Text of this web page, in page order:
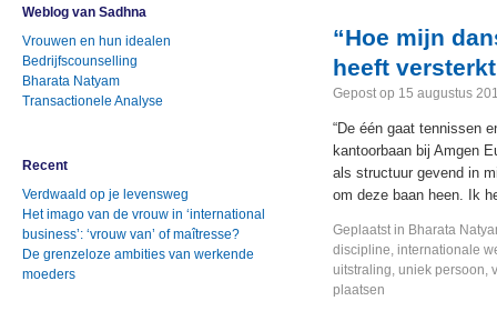
Weblog van Sadhna
Vrouwen en hun idealen
Bedrijfscounselling
Bharata Natyam
Transactionele Analyse
Recent
Verdwaald op je levensweg
Het imago van de vrouw in ‘international
business’: ‘vrouw van’ of maîtresse?
De grenzeloze ambities van werkende
moeders
“Hoe mijn
heeft
Gepost op 15 augustus
“De één gaat tennissen
kantoorbaan bij Amgen
als structuur gevend in
om deze baan heen. Ik
Geplaatst in Bharata
discipline, internationale
uitstraling, uniek persoon,
plaatsen